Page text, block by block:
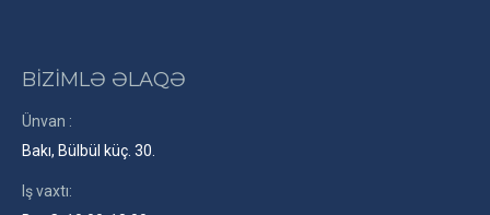
BİZİMLƏ ƏLAQƏ
Ünvan :
Bakı, Bülbül küç. 30.
Iş vaxtı: